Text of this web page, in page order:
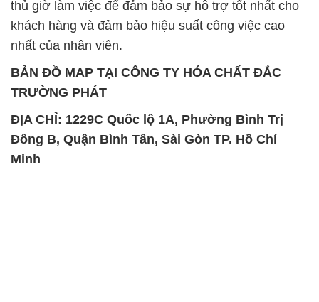
thủ giờ làm việc để đảm bảo sự hỗ trợ tốt nhất cho
khách hàng và đảm bảo hiệu suất công việc cao
nhất của nhân viên.
BẢN ĐỒ MAP TẠI CÔNG TY HÓA CHẤT ĐẮC
TRƯỜNG PHÁT
ĐỊA CHỈ: 1229C Quốc lộ 1A, Phường Bình Trị
Đông B, Quận Bình Tân, Sài Gòn TP. Hồ Chí
Minh